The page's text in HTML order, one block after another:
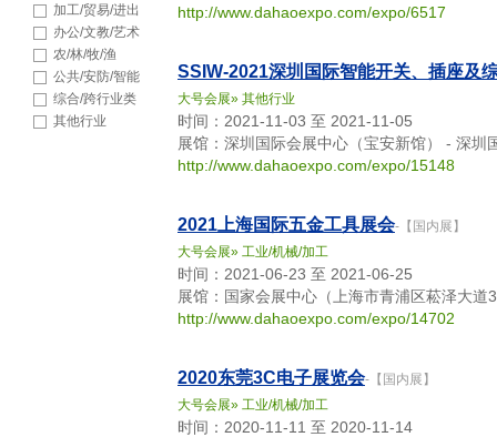
加工/贸易/进出
口 办公/文教/艺术
农/林/牧/渔
公共/安防/智能
综合/跨行业类
其他行业
http://www.dahaoexpo.com/expo/6517
SSIW-2021深圳国际智能开关、插座及
大号会展» 其他行业
时间：2021-11-03 至 2021-11-05
展馆：深圳国际会展中心（宝安新馆） - 深圳
http://www.dahaoexpo.com/expo/15148
2021上海国际五金工具展会-【国内展】
大号会展» 工业/机械/加工
时间：2021-06-23 至 2021-06-25
展馆：国家会展中心（上海市青浦区菘泽大
http://www.dahaoexpo.com/expo/14702
2020东莞3C电子展览会-【国内展】
大号会展» 工业/机械/加工
时间：2020-11-11 至 2020-11-14